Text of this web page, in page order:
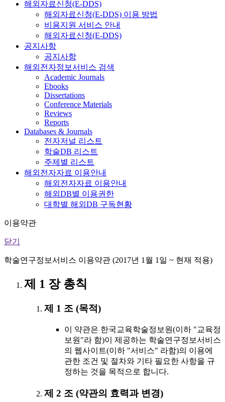
해외자료신청(E-DDS)
해외자료신청(E-DDS) 이용 방법
비용지원 서비스 안내
해외자료신청(E-DDS)
공지사항
공지사항
해외전자정보서비스 검색
Academic Journals
Ebooks
Dissertations
Conference Materials
Reviews
Reports
Databases & Journals
전자저널 리스트
학술DB 리스트
주제별 리스트
해외전자자료 이용안내
해외전자자료 이용안내
해외DB별 이용권한
대학별 해외DB 구독현황
이용약관
닫기
학술연구정보서비스 이용약관 (2017년 1월 1일 ~ 현재 적용)
제 1 장 총칙
제 1 조 (목적)
이 약관은 한국교육학술정보원(이하 "교육정
보원"라 함)이 제공하는 학술연구정보서비스
의 웹사이트(이하 "서비스" 라함)의 이용에
관한 조건 및 절차와 기타 필요한 사항을 규
정하는 것을 목적으로 합니다.
제 2 조 (약관의 효력과 변경)